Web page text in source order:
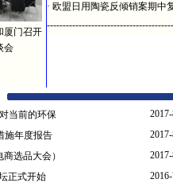
厦门召开
会
· 欧盟日用陶瓷反倾销案期中
当前的环保
施年度报告
选品大会）
正式开始